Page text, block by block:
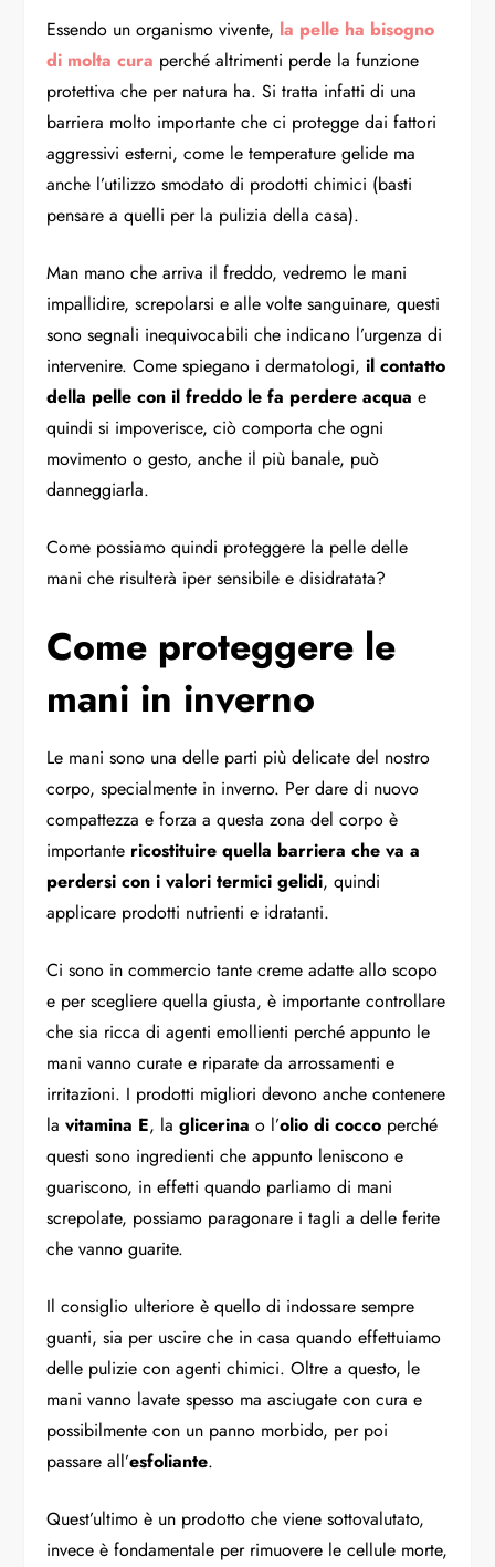
Essendo un organismo vivente, la pelle ha bisogno
di molta cura perché altrimenti perde la funzione
protettiva che per natura ha. Si tratta infatti di una
barriera molto importante che ci protegge dai fattori
aggressivi esterni, come le temperature gelide ma
anche l’utilizzo smodato di prodotti chimici (basti
pensare a quelli per la pulizia della casa).
Man mano che arriva il freddo, vedremo le mani
impallidire, screpolarsi e alle volte sanguinare, questi
sono segnali inequivocabili che indicano l’urgenza di
intervenire. Come spiegano i dermatologi,il contatto
della pelle con il freddo le fa perdere acqua e
quindi si impoverisce, ciò comporta che ogni
movimento o gesto, anche il più banale, può
danneggiarla.
Come possiamo quindi proteggere la pelle delle
mani che risulterà iper sensibile e disidratata?
Come proteggere le
mani in inverno
Le mani sono una delle parti più delicate del nostro
corpo, specialmente in inverno. Per dare di nuovo
compattezza e forza a questa zona del corpo è
importante ricostituire quella barriera che va a
perdersi con i valori termici gelidi, quindi
applicare prodotti nutrienti e idratanti.
Ci sono in commercio tante creme adatte allo scopo
e per scegliere quella giusta, è importante controllare
che sia ricca di agenti emollienti perché appunto le
mani vanno curate e riparate da arrossamenti e
irritazioni. I prodotti migliori devono anche contenere
lavitamina E, laglicerina o l’olio di cocco perché
questi sono ingredienti che appunto leniscono e
guariscono, in effetti quando parliamo di mani
screpolate, possiamo paragonare i tagli a delle ferite
che vanno guarite.
Il consiglio ulteriore è quello di indossare sempre
guanti, sia per uscire che in casa quando effettuiamo
delle pulizie con agenti chimici. Oltre a questo, le
mani vanno lavate spesso ma asciugate con cura e
possibilmente con un panno morbido, per poi
passare all’esfoliante.
Quest’ultimo è un prodotto che viene sottovalutato,
invece è fondamentale per rimuovere le cellule morte,